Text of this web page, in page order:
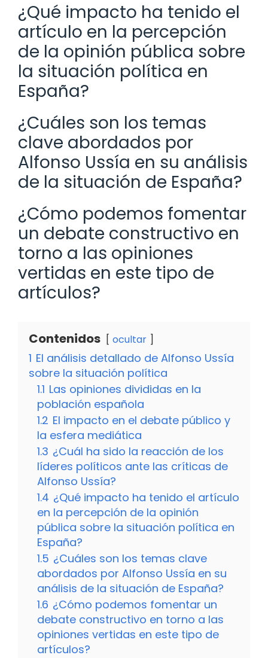
¿Qué impacto ha tenido el
artículo en la percepción
de la opinión pública sobre
la situación política en
España?
¿Cuáles son los temas
clave abordados por
Alfonso Ussía en su análisis
de la situación de España?
¿Cómo podemos fomentar
un debate constructivo en
torno a las opiniones
vertidas en este tipo de
artículos?
Contenidos ocultar
1 El análisis detallado de Alfonso Ussía
sobre la situación política
1.1 Las opiniones divididas en la
población española
1.2 El impacto en el debate público y
la esfera mediática
1.3 ¿Cuál ha sido la reacción de los
líderes políticos ante las críticas de
Alfonso Ussía?
1.4 ¿Qué impacto ha tenido el artículo
en la percepción de la opinión
pública sobre la situación política en
España?
1.5 ¿Cuáles son los temas clave
abordados por Alfonso Ussía en su
análisis de la situación de España?
1.6 ¿Cómo podemos fomentar un
debate constructivo en torno a las
opiniones vertidas en este tipo de
artículos?